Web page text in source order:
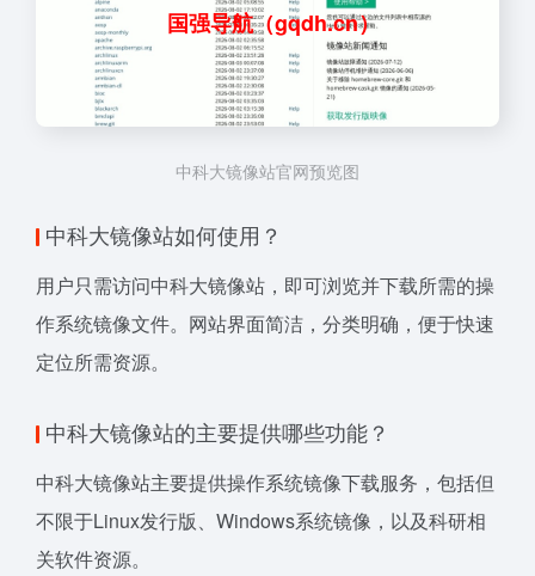
国强导航（gqdh.cn）
中科大镜像站官网预览图
中科大镜像站如何使用？
用户只需访问中科大镜像站，即可浏览并下载所需的操
作系统镜像文件。网站界面简洁，分类明确，便于快速
定位所需资源。
中科大镜像站的主要提供哪些功能？
中科大镜像站主要提供操作系统镜像下载服务，包括但
不限于Linux发行版、Windows系统镜像，以及科研相
关软件资源。